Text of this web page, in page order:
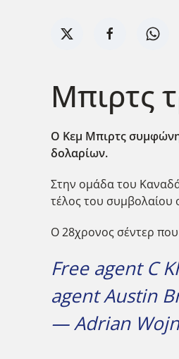
Μπιρτς
Ο Κεμ Μπιρτς
δολαρίων.
Στην ομάδα του
τέλος του συμβολαίου
Ο 28χρονος σέντερ
Free agent C
agent Austin
— Adrian